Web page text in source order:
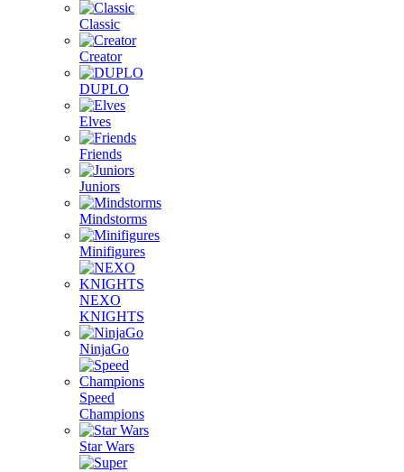
Classic
Creator
DUPLO
Elves
Friends
Juniors
Mindstorms
Minifigures
NEXO
KNIGHTS
NinjaGo
Speed
Champions
Star Wars